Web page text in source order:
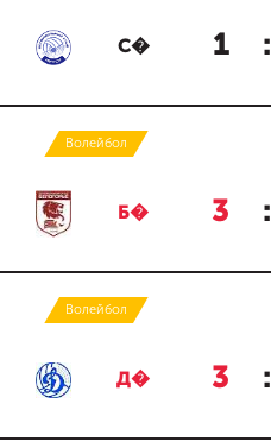
С� 1 :
Волейбол
Б� 3 :
Волейбол
Д� 3 :